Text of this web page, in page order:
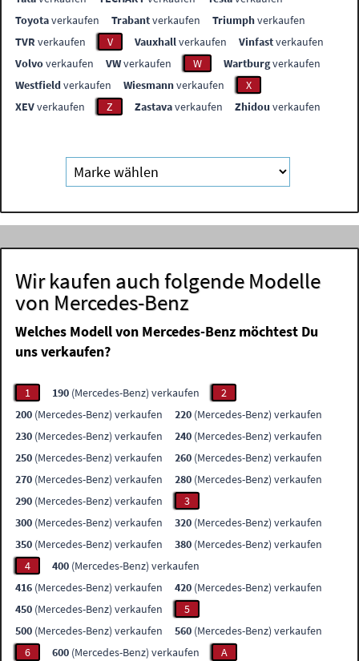
Toyotaverkaufen Trabantverkaufen Triumphverkaufen
TVR verkaufen V Vauxhallverkaufen Vinfastverkaufen
Volvoverkaufen VWverkaufen W Wartburgverkaufen
Westfieldverkaufen Wiesmannverkaufen
X
XEVverkaufen Z Zastavaverkaufen Zhidou verkaufen
Wir kaufen auch folgende Modelle
von Mercedes-Benz
Welches Modell von Mercedes-Benz möchtest Du
uns verkaufen?
1 190 (Mercedes-Benz) verkaufen
2
200 (Mercedes-Benz) verkaufen 220 (Mercedes-Benz) verkaufen
230 (Mercedes-Benz) verkaufen 240 (Mercedes-Benz) verkaufen
250 (Mercedes-Benz) verkaufen 260 (Mercedes-Benz) verkaufen
270 (Mercedes-Benz) verkaufen 280 (Mercedes-Benz) verkaufen
290 (Mercedes-Benz) verkaufen
3
300 (Mercedes-Benz) verkaufen 320 (Mercedes-Benz) verkaufen
350 (Mercedes-Benz) verkaufen 380 (Mercedes-Benz) verkaufen
4
400 (Mercedes-Benz) verkaufen
416 (Mercedes-Benz) verkaufen 420 (Mercedes-Benz) verkaufen
450 (Mercedes-Benz) verkaufen
5
500 (Mercedes-Benz) verkaufen 560 (Mercedes-Benz) verkaufen
6
600 (Mercedes-Benz) verkaufen
A